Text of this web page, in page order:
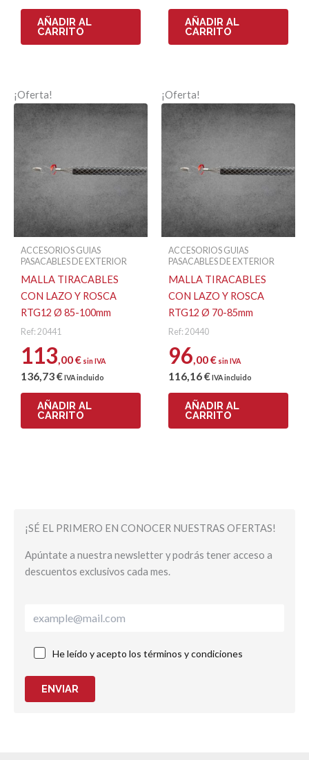
AÑADIR AL
CARRITO
AÑADIR AL
CARRITO
¡Oferta!
ACCESORIOS GUIAS
PASACABLES DE EXTERIOR
MALLA TIRACABLES
CON LAZO Y ROSCA
RTG12 Ø 85-100mm
Ref: 20441
113 ,00€ sin IVA
136 ,73€IVA incluido
AÑADIR AL
CARRITO
¡Oferta!
ACCESORIOS GUIAS
PASACABLES DE EXTERIOR
MALLA TIRACABLES
CON LAZO Y ROSCA
RTG12 Ø 70-85mm
Ref: 20440
96 ,00€ sin IVA
116 ,16€IVA incluido
AÑADIR AL
CARRITO
¡SÉ EL PRIMERO EN CONOCER NUESTRAS OFERTAS!
Apúntate a nuestra newsletter y podrás tener acceso a
descuentos exclusivos cada mes.
He leído y acepto los términos y condiciones
ENVIAR